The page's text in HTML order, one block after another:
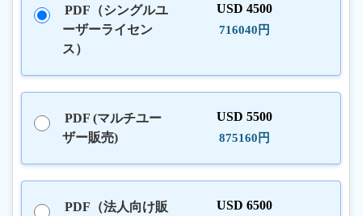
PDF（シングルユ
ーザーライセン
ス）
USD 4500
716040円
PDF (マルチユー
ザー販売)
USD 5500
875160円
PDF（法人向け販
USD 6500